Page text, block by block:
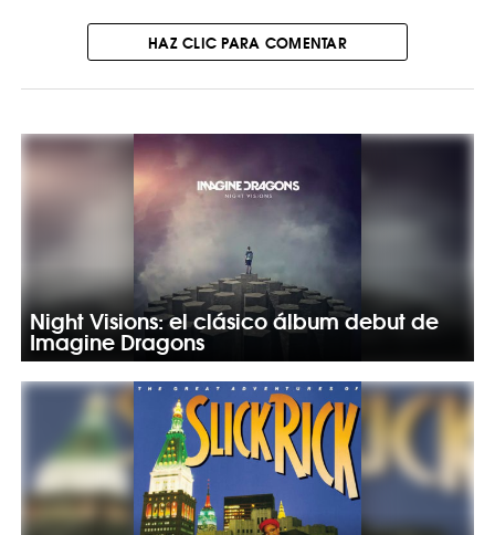
HAZ CLIC PARA COMENTAR
Night Visions: el clásico álbum debut de
Imagine Dragons